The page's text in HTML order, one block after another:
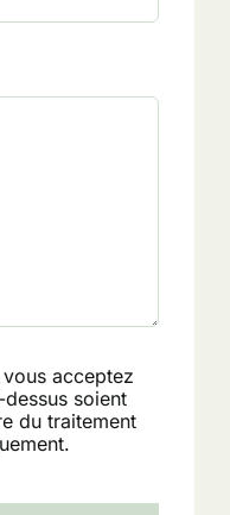
acceptez
soient
du traitement